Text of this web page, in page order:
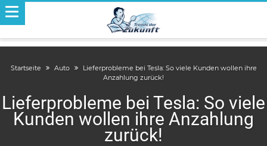
Startseite Auto
Lieferprobleme bei Tesla: So viele Kunden wollen ihre
Anzahlung zurück!
Lieferprobleme bei Tesla: So viele
Kunden wollen ihre Anzahlung
zurück!